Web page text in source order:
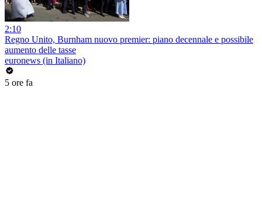
2:10
Regno Unito, Burnham nuovo premier: piano decennale e possibile
aumento delle tasse
euronews (in Italiano)
5 ore fa